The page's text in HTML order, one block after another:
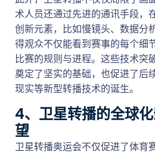
术人员还通过先进的通讯手段，
创新元素，比如慢镜头、数据分
得观众不仅能看到赛事的每个细
比赛的规则与进程。这些技术突
奠定了坚实的基础，也促进了后
现实等新型转播技术的诞生。
4、卫星转播的全球
望
卫星转播奥运会不仅促进了体育